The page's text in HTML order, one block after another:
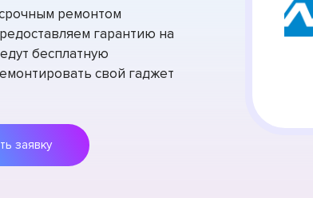
ремонтом
гарантию на
бесплатную
свой гаджет
Оставить заявку